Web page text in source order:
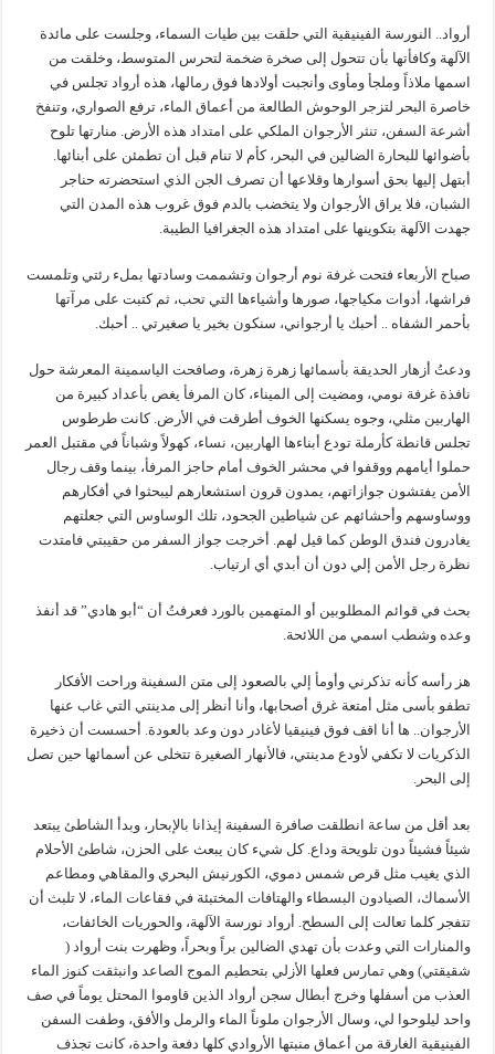
أرواد.. النورسة الفينيقية التي حلقت بين طيات السماء، وجلست على مائدة
الآلهة وكافأتها بأن تتحول إلى صخرة ضخمة لتحرس المتوسط، وخلقت من
اسمها ملاذاً وملجأ ومأوى وأنجبت أولادها فوق رمالها، هذه أرواد تجلس في
خاصرة البحر لتزجر الوحوش الطالعة من أعماق الماء، ترفع الصواري، وتنفخ
أشرعة السفن، تنثر الأرجوان الملكي على امتداد هذه الأرض. منارتها تلوح
بأضوائها للبحارة الضالين في البحر، كأم لا تنام قبل أن تطمئن على أبنائها.
أبتهل إليها بحق أسوارها وقلاعها أن تصرف الجن الذي استحضرته حناجر
الشبان، فلا يراق الأرجوان ولا يتخضب بالدم فوق غروب هذه المدن التي
جهدت الآلهة بتكوينها على امتداد هذه الجغرافيا الطيبة.
صباح الأربعاء فتحت غرفة نوم أرجوان وتشممت وسادتها بملء رئتي وتلمست
فراشها، أدوات مكياجها، صورها وأشياءها التي تحب، ثم كتبت على مرآتها
بأحمر الشفاه .. أحبك يا أرجواني، سنكون بخير يا صغيرتي .. أحبك.
ودعتُ أزهار الحديقة بأسمائها زهرة زهرة، وصافحت الياسمينة المعرشة حول
نافذة غرفة نومي، ومضيت إلى الميناء، كان المرفأ يغص بأعداد كبيرة من
الهاربين مثلي، وجوه يسكنها الخوف أطرقت في الأرض. كانت طرطوس
تجلس قانطة كأرملة تودع أبناءها الهاربين، نساء، كهولاً وشباناً في مقتبل العمر
حملوا أيامهم ووقفوا في محشر الخوف أمام حاجز المرفأ، بينما وقف رجال
الأمن يفتشون جوازاتهم، يمدون قرون استشعارهم ليبحثوا في أفكارهم
ووساوسهم وأحشائهم عن شياطين الجحود، تلك الوساوس التي جعلتهم
يغادرون فندق الوطن كما قيل لهم. أخرجت جواز السفر من حقيبتي فامتدت
نظرة رجل الأمن إلي دون أن أبدي أي ارتياب.
بحث في قوائم المطلوبين أو المتهمين بالورد فعرفتُ أن “أبو هادي” قد أنفذ
وعده وشطب اسمي من اللائحة.
هز رأسه كأنه تذكرني وأومأ إلي بالصعود إلى متن السفينة وراحت الأفكار
تطفو بأسى مثل أمتعة غرق أصحابها، وأنا أنظر إلى مدينتي التي غاب عنها
الأرجوان.. ها أنا اقف فوق فينيقيا لأغادر دون وعد بالعودة. أحسست أن ذخيرة
الذكريات لا تكفي لأودع مدينتي، فالأنهار الصغيرة تتخلى عن أسمائها حين تصل
إلى البحر.
بعد أقل من ساعة انطلقت صافرة السفينة إيذانا بالإبحار، وبدأ الشاطئ يبتعد
شيئاً فشيئاً دون تلويحة وداع. كل شيء كان يبعث على الحزن، شاطئ الأحلام
الذي يغيب مثل قرص شمس دموي، الكورنيش البحري والمقاهي ومطاعم
الأسماك، الصيادون البسطاء والهتافات المختبئة في فقاعات الماء، لا تلبث أن
تتفجر كلما تعالت إلى السطح. أرواد نورسة الآلهة، والحوريات الخائفات،
والمنارات التي وعدت بأن تهدي الضالين براً وبحراً، وظهرت بنت أرواد (
شقيقتي) وهي تمارس فعلها الأزلي بتحطيم الموج الصاعد وانبثقت كنوز الماء
العذب من أسفلها وخرج أبطال سجن أرواد الذين قاوموا المحتل يوماً في صف
واحد ليلوحوا لي، وسال الأرجوان ملوناً الماء والرمل والأفق، وطفت السفن
الفينيقية الغارقة من أعماق منبتها الأروادي كلها دفعة واحدة، كانت تجذف